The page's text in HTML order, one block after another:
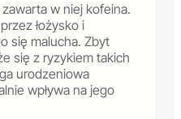
w niej kofeina.
łożysko i
się malucha. Zbyt
się z ryzykiem takich
urodzeniowa
wpływa na jego